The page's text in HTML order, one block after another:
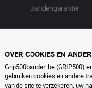
Bandengarantie
OVER COOKIES EN
Grip500banden.be (GRIP500)
gebruiken cookies en andere
van de site te verzekeren, uw